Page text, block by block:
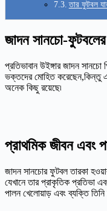
তার ফুটবল
জাদন সানচো-
প্রতিভাবান উইঙ্গার জাদন সানচো
ভক্তদের মোহিত করেছেন,কিন্তু
অনেক কিছু রয়েছে৷
প্রাথমিক জীবন এবং
জাদন সানচোর ফুটবল তারকা
যেখানে তার প্রাকৃতিক প্রতিভা
পালন খেলোয়াড় এবং ব্যক্তি